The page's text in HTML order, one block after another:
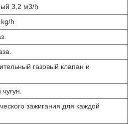
3,2 м3/h
h
газовый клапан и
зажигания для каждой